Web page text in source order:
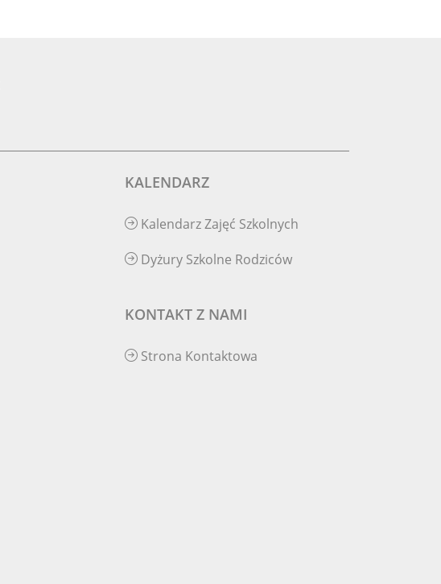
KALENDARZ
Kalendarz Zajęć Szkolnych
Dyżury Szkolne Rodziców
KONTAKT Z NAMI
Strona Kontaktowa